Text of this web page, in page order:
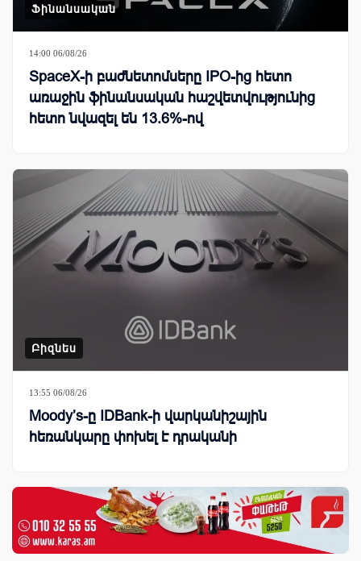
Ֆինանսական
14:00 06/08/26
SpaceX-ի բաժնետոմսերը IPO-ից հետո
առաջին ֆինանսական հաշվետվությունից
հետո նվազել են 13.6%-ով
Բիզնես
13:55 06/08/26
Moody’s-ը IDBank-ի վարկանիշային
հեռանկարը փոխել է դրականի